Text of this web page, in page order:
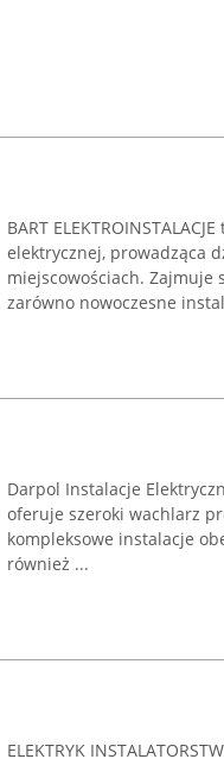
BART
elektrycznej, prowadząca
miejscowościach. Zajmuje
zarówno nowoczesne
Darpol Instalacje
oferuje szeroki wachlarz
kompleksowe instalacje
również ...
ELEKTRYK